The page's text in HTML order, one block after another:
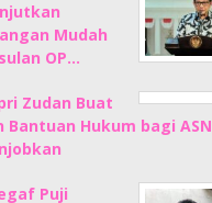
Mudah
OP…
Zudan Buat
Bantuan Hukum bagi ASN
Puji